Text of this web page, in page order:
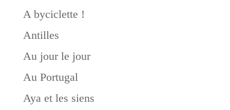
A byciclette !
Antilles
Au jour le jour
Au Portugal
Aya et les siens